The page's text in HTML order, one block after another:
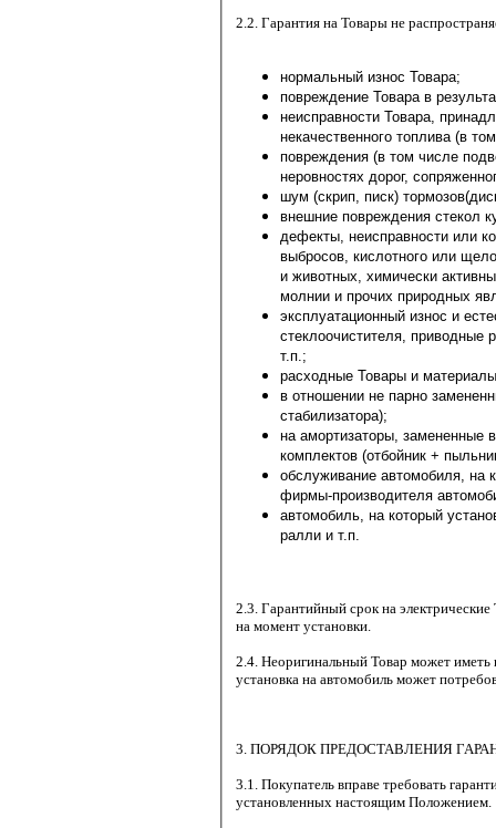
2.2. Гарантия на Товары не
нормальный износ Товара;
повреждение Товара в
неисправности Товара, принадлежащего к
повреждения (в том числе подвески и рулевого
шум (скрип, писк)
внешние повреждения стекол
дефекты, неисправности или коррозия Товаров,
выбросов, кислотного или щелочного загрязнения воздуха, растительного сока, продуктов жизнедеятельности птиц
и животных, химически активных веществ, в том числе
молнии и прочих
эксплуатационный износ и естественное
стеклоочистителя, приводные ремни, тормозные колодки, диски и барабаны, диски
т.п.;
в отношении не парно замененных деталей
стабилизатора);
на амортизаторы, замененные в количестве
обслуживание автомобиля, на который установлен Товар,
фирмы-производителя
автомобиль, на который установлен Товар, подвергался
ралли и т.п.
2.3. Гарантийный срок на
на момент установки.
2.4. Неоригинальный Товар может иметь
установка на автомобиль может
3. ПОРЯДОК ПРЕДОСТАВЛЕНИЯ
3.1. Покупатель вправе требовать
установленных настоящим Положением.